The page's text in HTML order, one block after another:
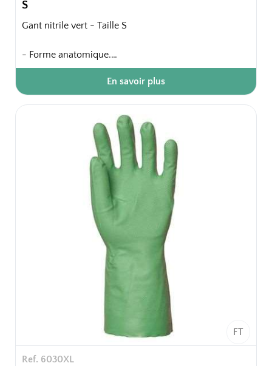
S
Gant nitrile vert - Taille S
- Forme anatomique.
- Finition intérieure : floqué coton.
- Finition extérieure : paume et doigts anti-dérapants.
- Finition bord : coupe droite.
Confort intérieur, souplesse et élasticité.
Sachet de 10 paires
100 paires / carton soit 10 sachets / carton
En savoir plus
FT
Ref. 6030XL